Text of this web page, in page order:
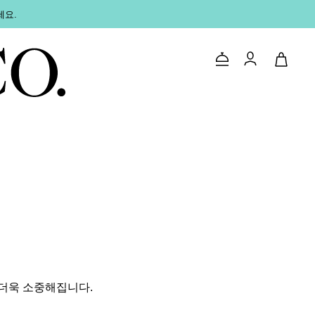
요.
문의하기로그인
욱 소중해집니다.